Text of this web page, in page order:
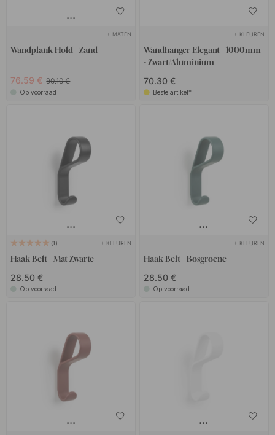
+ MATEN
Wandplank Hold - Zand
76.59 € 90.10 €
Op voorraad
+ KLEUREN
Wandhanger Elegant - 1000mm
- Zwart/Aluminium
70.30 €
Bestelartikel*
1 + KLEUREN
Haak Belt - Mat Zwarte
28.50 €
Op voorraad
+ KLEUREN
Haak Belt - Bosgroene
28.50 €
Op voorraad